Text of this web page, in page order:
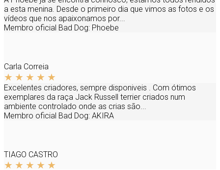
a esta menina. Desde o primeiro dia que vimos as fotos e os
vídeos que nos apaixonamos por...
Membro oficial Bad Dog: Phoebe
Carla Correia
Excelentes criadores, sempre disponiveis . Com ótimos
exemplares da raça Jack Russell terrier criados num
ambiente controlado onde as crias são...
Membro oficial Bad Dog: AKIRA
TIAGO CASTRO